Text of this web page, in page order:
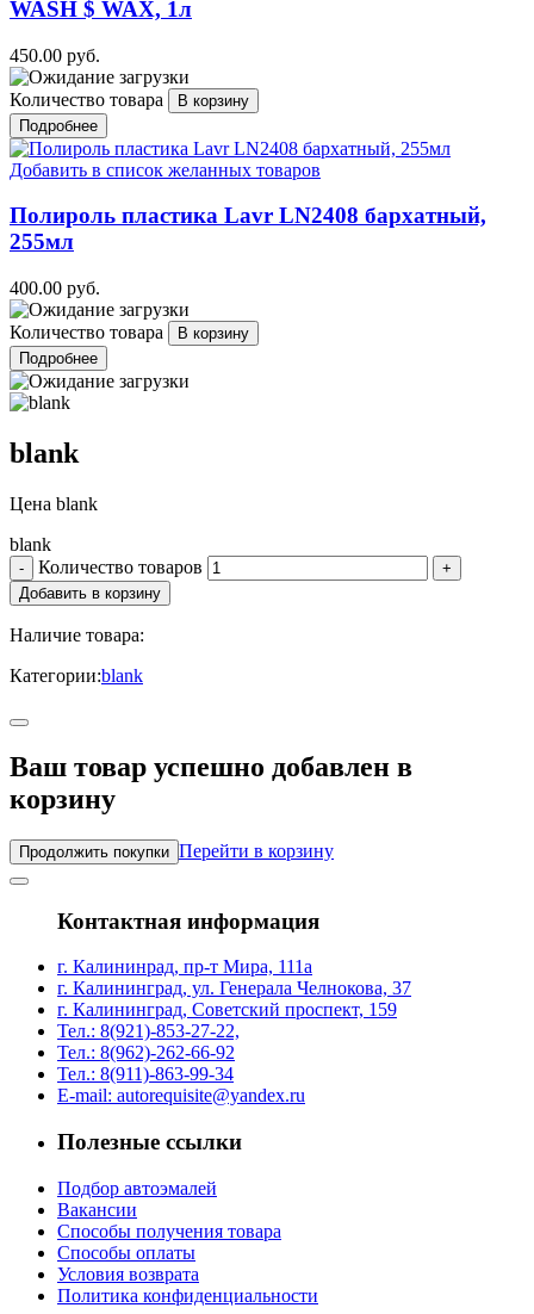
WASH $ WAX, 1л
450.00 руб.
Количество товара
Подробнее
Добавить в список желанных товаров
Полироль пластика Lavr LN2408 бархатный,
255мл
400.00 руб.
Количество товара
Подробнее
blank
Цена blank
blank
Количество товаров
Наличие товара:
Категории:blank
Ваш товар успешно добавлен в
корзину
Продолжить покупки Перейти в корзину
Контактная информация
г. Калининрад, пр-т Мира, 111а
г. Калининград, ул. Генерала Челнокова, 37
г. Калининград, Советский проспект, 159
Тел.: 8(921)-853-27-22,
Тел.: 8(962)-262-66-92
Тел.: 8(911)-863-99-34
E-mail: autorequisite@yandex.ru
Полезные ссылки
Подбор автоэмалей
Вакансии
Способы получения товара
Способы оплаты
Условия возврата
Политика конфиденциальности